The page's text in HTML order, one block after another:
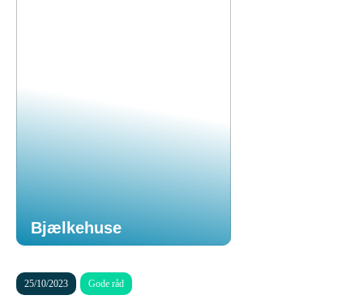
Bjælkehuse
25/10/2023 Gode råd